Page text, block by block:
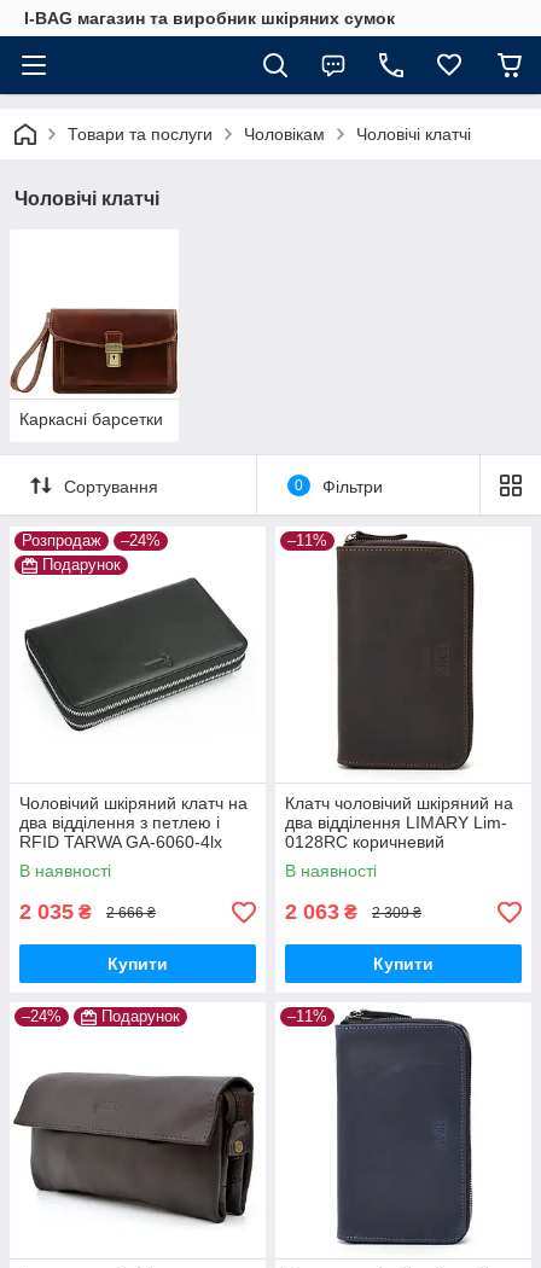
I-BAG магазин та виробник шкіряних сумок
Товари та послуги Чоловікам Чоловічі клатчі
Чоловічі клатчі
Каркасні барсетки
Сортування 0 Фільтри
Розпродаж
–24%
Подарунок
Чоловічий шкіряний клатч на
два відділення з петлею і
RFID TARWA GA-6060-4lx
В наявності
2 035 ₴ 2 666 ₴
Купити
–11%
Клатч чоловічий шкіряний на
два відділення LIMARY Lim-
0128RC коричневий
В наявності
2 063 ₴ 2 309 ₴
Купити
–24% Подарунок –11%